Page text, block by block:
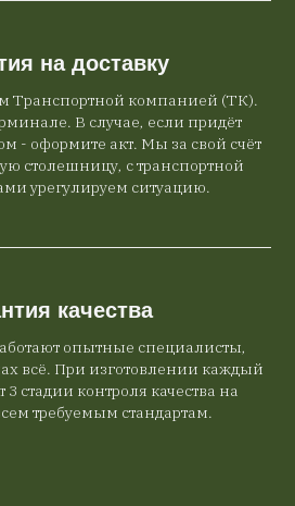
на доставку
Транспортной компанией (ТК).
В случае, если придёт
- оформите акт. Мы за свой счёт
столешницу, с транспортной
урегулируем ситуацию.
качества
опытные специалисты,
всё. При изготовлении каждый
стадии контроля качества на
требуемым стандартам.